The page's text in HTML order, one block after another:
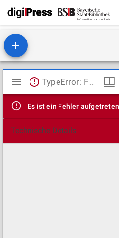
Mirador
Viewer
TypeError: Failed to fetch
Es ist ein Fehler aufgetreten
Technische Details